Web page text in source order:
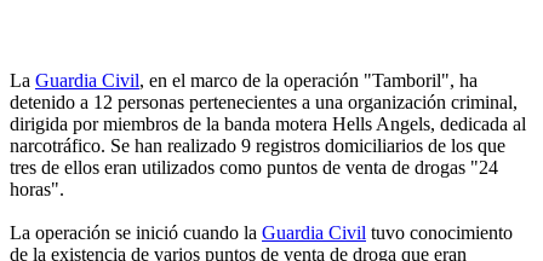
La Guardia Civil, en el marco de la operación "Tamboril", ha
detenido a 12 personas pertenecientes a una organización criminal,
dirigida por miembros de la banda motera Hells Angels, dedicada al
narcotráfico. Se han realizado 9 registros domiciliarios de los que
tres de ellos eran utilizados como puntos de venta de drogas "24
horas".
La operación se inició cuando la Guardia Civil tuvo conocimiento
de la existencia de varios puntos de venta de droga que eran